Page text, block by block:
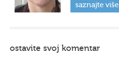
saznajte više
ostavite svoj komentar